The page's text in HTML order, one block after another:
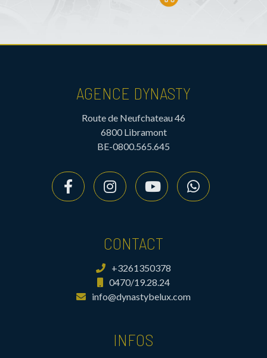
AGENCE DYNASTY
Route de Neufchateau 46
6800 Libramont
BE-0800.565.645
CONTACT
+3261350378
0470/19.28.24
info@dynastybelux.com
INFOS